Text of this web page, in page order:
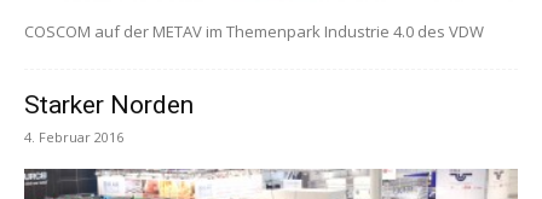
COSCOM auf der METAV im Themenpark Industrie 4.0 des VDW
Starker Norden
4. Februar 2016